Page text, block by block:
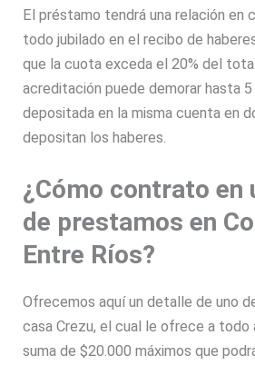
El préstamo tendrá una relación en
todo jubilado en el recibo de
que la cuota exceda el 20% del
acreditación puede demorar hasta
depositada en la misma cuenta en
depositan los haberes.
¿Cómo contrato en
de prestamos en
Entre Ríos?
Ofrecemos aquí un detalle de uno
casa Crezu, el cual le ofrece a todo
suma de $20.000 máximos que